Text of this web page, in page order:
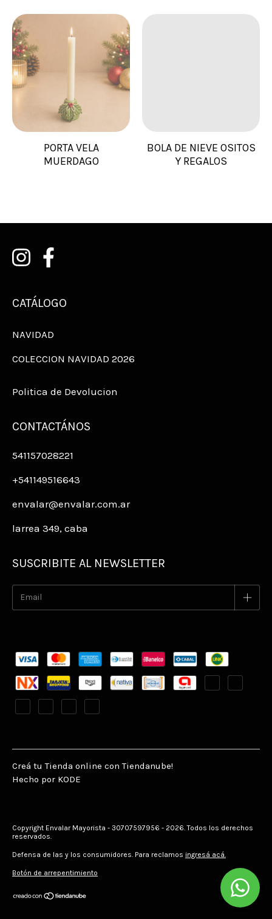
PORTA VELA
MUERDAGO
BOLA DE NIEVE OSITOS
Y REGALOS
CATÁLOGO
NAVIDAD
COLECCION NAVIDAD 2026
Politica de Devolucion
CONTACTÁNOS
541157028221
+541149516643
envalar@envalar.com.ar
larrea 349, caba
SUSCRIBITE AL NEWSLETTER
Creá tu Tienda online con Tiendanube!
Hecho por KODE
Copyright Envalar Mayorista - 30707597956 - 2026. Todos los derechos
reservados.
Defensa de las y los consumidores. Para reclamos ingresá acá.
Botón de arrepentimiento